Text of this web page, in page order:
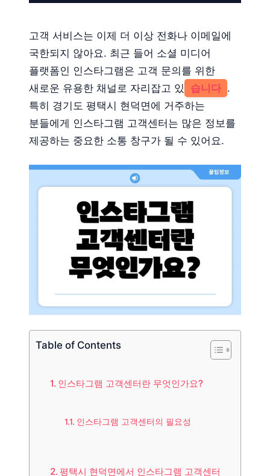
고객 서비스는 이제 더 이상 전화나 이메일에
국한되지 않아요. 최근 들어 소셜 미디어
플랫폼인 인스타그램은 고객 문의를 위한
새로운 유용한 채널로 자리잡고 있
습니다 .
특히 경기도 평택시 현덕면에 거주하는
분들에게 인스타그램 고객센터는 많은 정보를
제공하는 중요한 소통 창구가 될 수 있어요.
Table of Contents
인스타그램 고객센터란 무엇인가요?
인스타그램 고객센터의 필요성
평택시 현덕면에서 인스타그램 고객센터